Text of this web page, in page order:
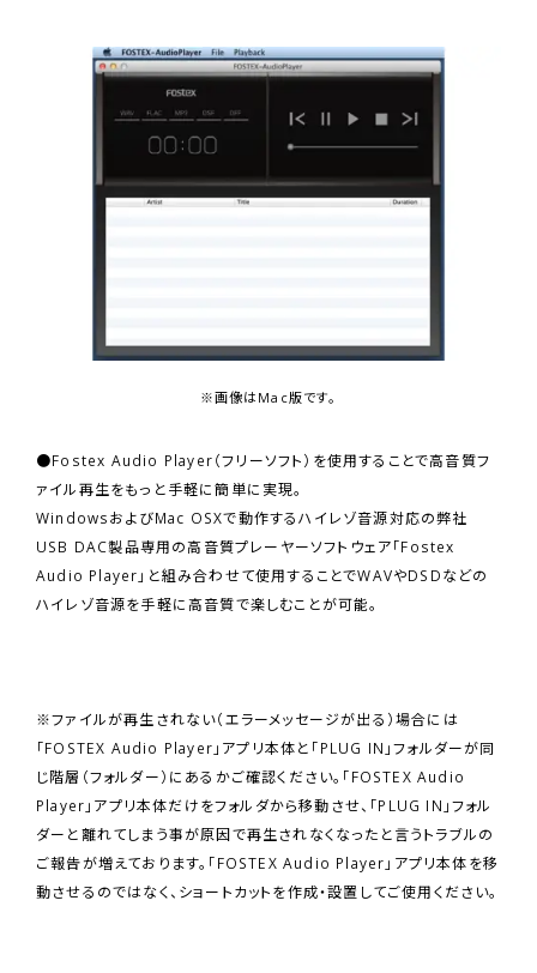
※画像はMac版です。
●Fostex Audio Player（フリーソフト）を使用することで高音質フ
ァイル再生をもっと手軽に簡単に実現。
WindowsおよびMac OSXで動作するハイレゾ音源対応の弊社
USB DAC製品専用の高音質プレーヤーソフトウェア「Fostex
Audio Player」と組み合わせて使用することでWAVやDSDなどの
ハイレゾ音源を手軽に高音質で楽しむことが可能。
※ファイルが再生されない（エラーメッセージが出る）場合には
「FOSTEX Audio Player」アプリ本体と「PLUG IN」フォルダーが同
じ階層（フォルダー）にあるかご確認ください。「FOSTEX Audio
Player」アプリ本体だけをフォルダから移動させ、「PLUG IN」フォル
ダーと離れてしまう事が原因で再生されなくなったと言うトラブルの
ご報告が増えております。「FOSTEX Audio Player」アプリ本体を移
動させるのではなく、ショートカットを作成・設置してご使用ください。